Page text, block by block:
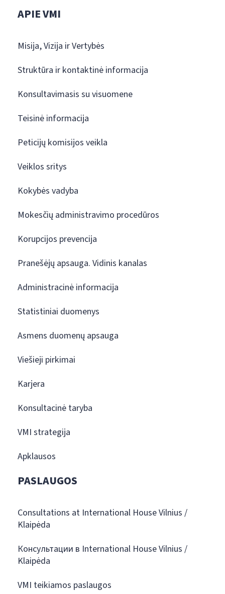
APIE VMI
Misija, Vizija ir Vertybės
Struktūra ir kontaktinė informacija
Konsultavimasis su visuomene
Teisinė informacija
Peticijų komisijos veikla
Veiklos sritys
Kokybės vadyba
Mokesčių administravimo procedūros
Korupcijos prevencija
Pranešėjų apsauga. Vidinis kanalas
Administracinė informacija
Statistiniai duomenys
Asmens duomenų apsauga
Viešieji pirkimai
Karjera
Konsultacinė taryba
VMI strategija
Apklausos
PASLAUGOS
Consultations at International House Vilnius /
Klaipėda
Консультации в International House Vilnius /
Klaipėda
VMI teikiamos paslaugos